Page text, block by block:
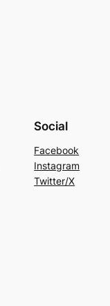
Social
Facebook
Instagram
Twitter/X